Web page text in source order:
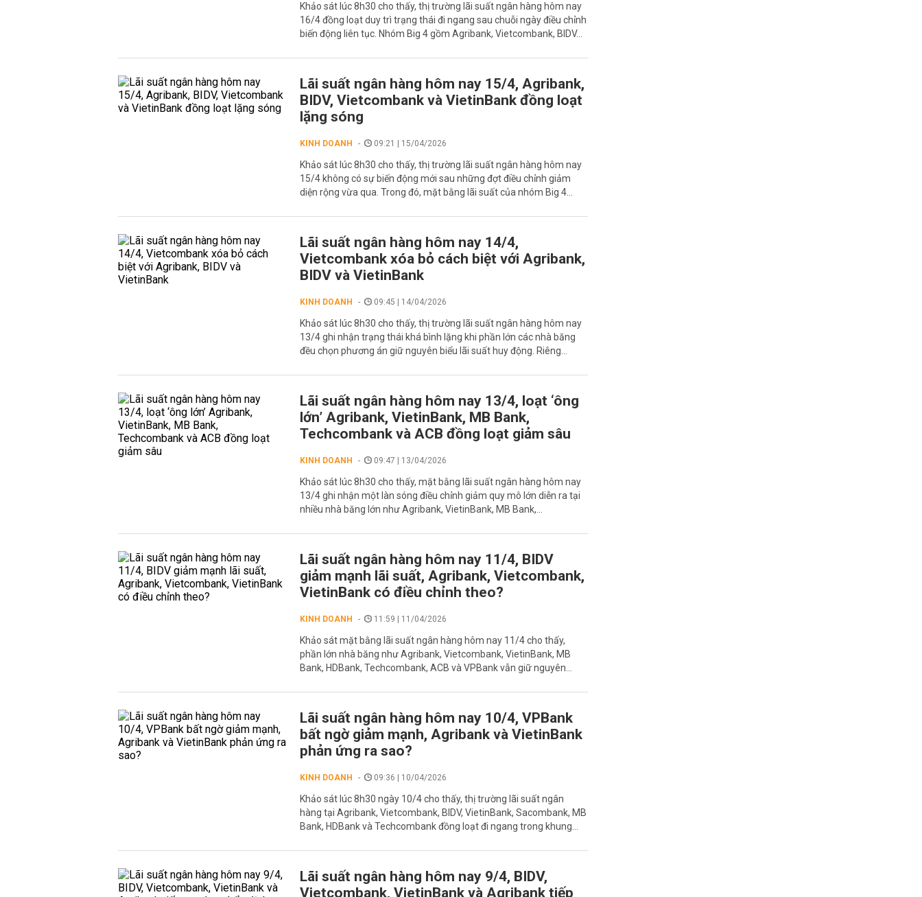
Khảo sát lúc 8h30 cho thấy, thị trường lãi suất ngân hàng hôm nay
16/4 đồng loạt duy trì trạng thái đi ngang sau chuỗi ngày điều chỉnh
biến động liên tục. Nhóm Big 4 gồm Agribank, Vietcombank, BIDV...
Lãi suất ngân hàng hôm nay 15/4, Agribank,
BIDV, Vietcombank và VietinBank đồng loạt
lặng sóng
KINH DOANH 09:21 | 15/04/2026
Khảo sát lúc 8h30 cho thấy, thị trường lãi suất ngân hàng hôm nay
15/4 không có sự biến động mới sau những đợt điều chỉnh giảm
diện rộng vừa qua. Trong đó, mặt bằng lãi suất của nhóm Big 4...
Lãi suất ngân hàng hôm nay 14/4,
Vietcombank xóa bỏ cách biệt với Agribank,
BIDV và VietinBank
KINH DOANH 09:45 | 14/04/2026
Khảo sát lúc 8h30 cho thấy, thị trường lãi suất ngân hàng hôm nay
13/4 ghi nhận trạng thái khá bình lặng khi phần lớn các nhà băng
đều chọn phương án giữ nguyên biểu lãi suất huy động. Riêng...
Lãi suất ngân hàng hôm nay 13/4, loạt ‘ông
lớn’ Agribank, VietinBank, MB Bank,
Techcombank và ACB đồng loạt giảm sâu
KINH DOANH 09:47 | 13/04/2026
Khảo sát lúc 8h30 cho thấy, mặt bằng lãi suất ngân hàng hôm nay
13/4 ghi nhận một làn sóng điều chỉnh giảm quy mô lớn diễn ra tại
nhiều nhà băng lớn như Agribank, VietinBank, MB Bank,...
Lãi suất ngân hàng hôm nay 11/4, BIDV
giảm mạnh lãi suất, Agribank, Vietcombank,
VietinBank có điều chỉnh theo?
KINH DOANH 11:59 | 11/04/2026
Khảo sát mặt bằng lãi suất ngân hàng hôm nay 11/4 cho thấy,
phần lớn nhà băng như Agribank, Vietcombank, VietinBank, MB
Bank, HDBank, Techcombank, ACB và VPBank vẫn giữ nguyên...
Lãi suất ngân hàng hôm nay 10/4, VPBank
bất ngờ giảm mạnh, Agribank và VietinBank
phản ứng ra sao?
KINH DOANH 09:36 | 10/04/2026
Khảo sát lúc 8h30 ngày 10/4 cho thấy, thị trường lãi suất ngân
hàng tại Agribank, Vietcombank, BIDV, VietinBank, Sacombank, MB
Bank, HDBank và Techcombank đồng loạt đi ngang trong khung...
Lãi suất ngân hàng hôm nay 9/4, BIDV,
Vietcombank, VietinBank và Agribank tiếp